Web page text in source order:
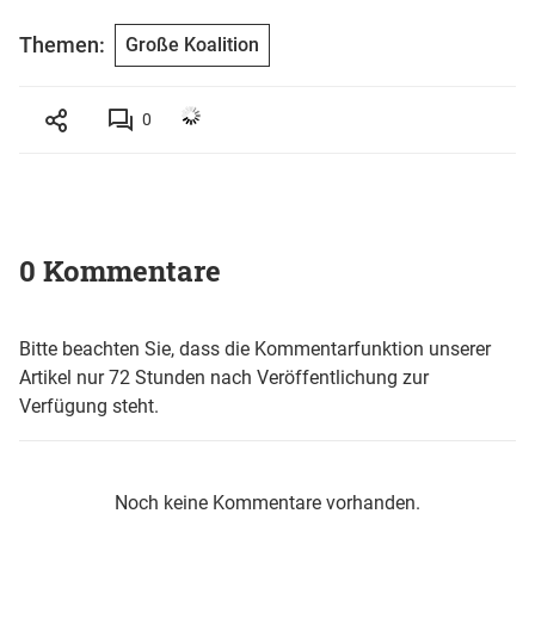
Themen: Große Koalition
0
0 Kommentare
Bitte beachten Sie, dass die Kommentarfunktion unserer
Artikel nur 72 Stunden nach Veröffentlichung zur
Verfügung steht.
Noch keine Kommentare vorhanden.